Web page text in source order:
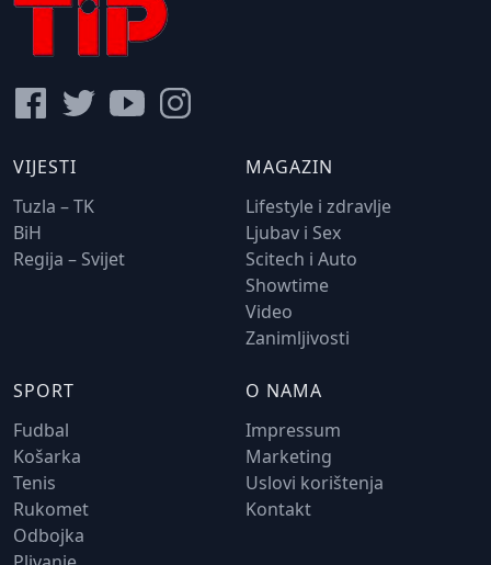
VIJESTI
Tuzla – TK
BiH
Regija – Svijet
MAGAZIN
Lifestyle i zdravlje
Ljubav i Sex
Scitech i Auto
Showtime
Video
Zanimljivosti
SPORT
Fudbal
Košarka
Tenis
Rukomet
Odbojka
O NAMA
Impressum
Marketing
Uslovi korištenja
Kontakt